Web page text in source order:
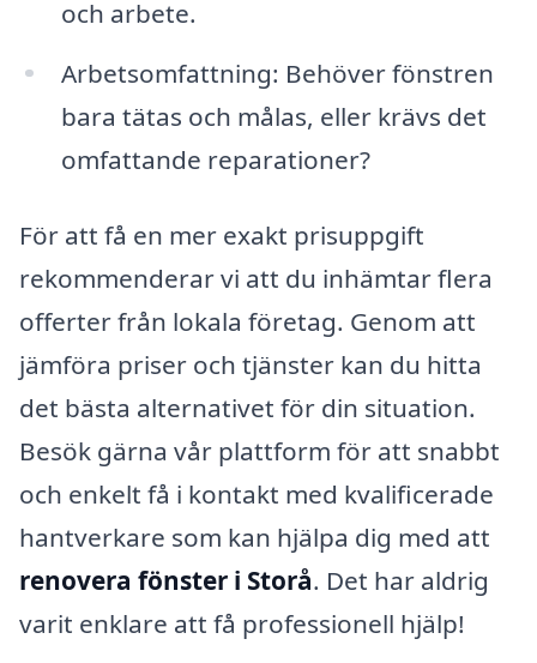
och arbete.
Arbetsomfattning: Behöver fönstren
bara tätas och målas, eller krävs det
omfattande reparationer?
För att få en mer exakt prisuppgift
rekommenderar vi att du inhämtar flera
offerter från lokala företag. Genom att
jämföra priser och tjänster kan du hitta
det bästa alternativet för din situation.
Besök gärna vår plattform för att snabbt
och enkelt få i kontakt med kvalificerade
hantverkare som kan hjälpa dig med att
renovera fönster i Storå. Det har aldrig
varit enklare att få professionell hjälp!